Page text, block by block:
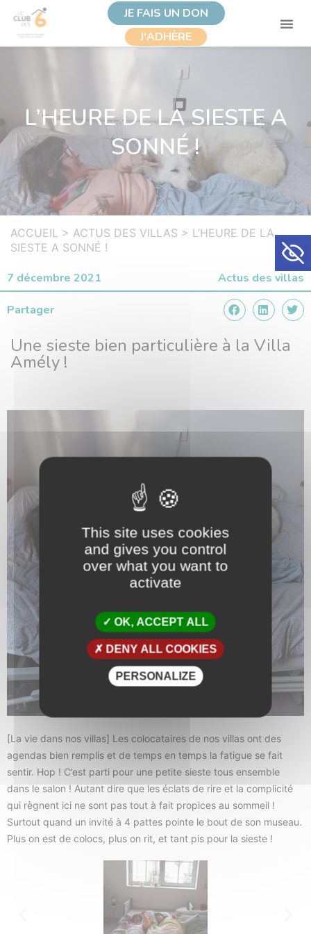
Ouvrir
JE FAIS UN DON
J'ADHÈRE
L’HEURE DE LA SIESTE A
SONNÉ !
ACCUEIL > ACTUS DES VILLAS > L’HEURE DE LA
SIESTE A SONNÉ !
7 décembre 2021 Actus des villas
Partager
Une sieste bien particulière à la Villa
Amély !
[La vie dans nos villas] Les colocataires de nos villas ont des
agendas bien remplis et de temps en temps la fatigue se fait
sentir. Hop ! C’est parti pour une petite sieste tous ensemble
dans le salon ! Autant dire que les éclats de rire et la complicité
qui règnent ici ne sont pas tout à fait propices au sommeil !
Surtout quand un invité à 4 pattes pointe le bout de son museau.
Plus on est de colocs, plus on rit, et tant pis pour la sieste !
This site uses cookies
and gives you control
over what you want to
activate
OK, ACCEPT ALL
DENY ALL COOKIES
PERSONALIZE